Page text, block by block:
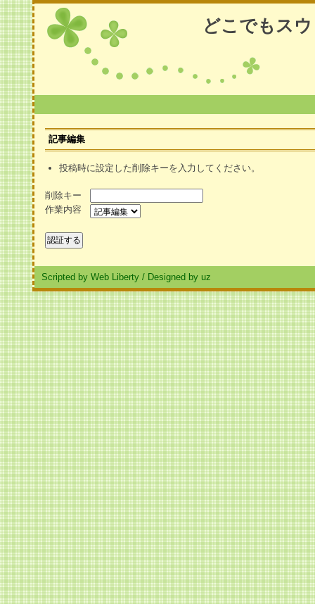
どこでもス
記事編集
投稿時に設定した削除キーを入力してください。
削除キー
作業内容
Scripted by Web Liberty / Designed by uz